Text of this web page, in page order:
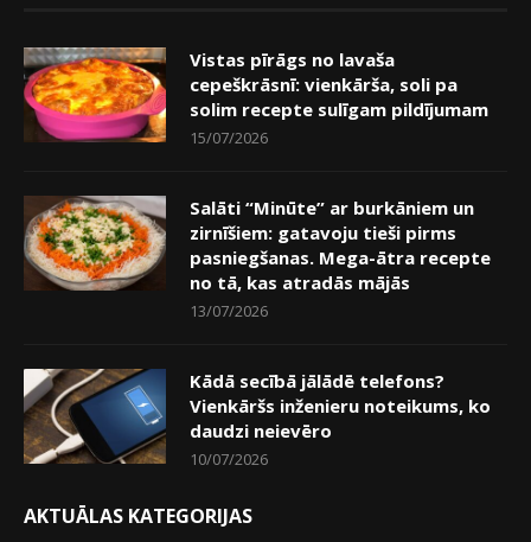
Vistas pīrāgs no lavaša
cepeškrāsnī: vienkārša, soli pa
solim recepte sulīgam pildījumam
15/07/2026
Salāti “Minūte” ar burkāniem un
zirnīšiem: gatavoju tieši pirms
pasniegšanas. Mega-ātra recepte
no tā, kas atradās mājās
13/07/2026
Kādā secībā jālādē telefons?
Vienkāršs inženieru noteikums, ko
daudzi neievēro
10/07/2026
AKTUĀLAS KATEGORIJAS